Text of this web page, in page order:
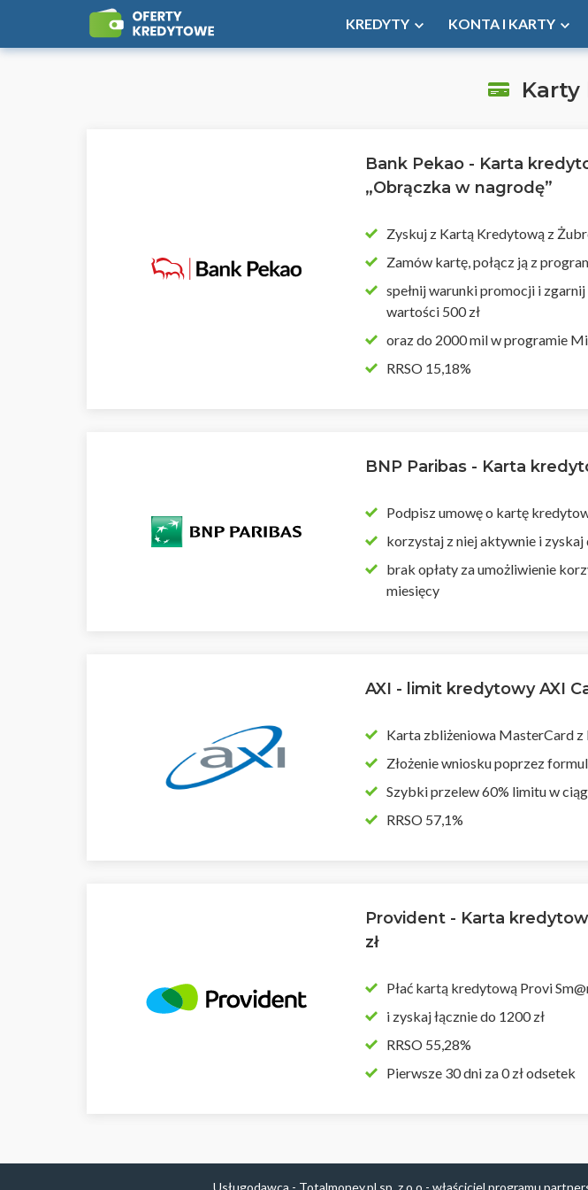
KREDYTY KONTA I KARTY
Bank Pekao - Karta
„Obrączka w nagrodę”
Zyskuj z Kartą Kredytową z
Zamów kartę, połącz ją z
spełnij warunki promocji i
wartości 500 zł
oraz do 2000 mil w programie
RRSO 15,18%
BNP Paribas - Karta
Podpisz umowę o kartę
korzystaj z niej aktywnie i zyskaj
brak opłaty za umożliwienie
miesięcy
AXI - limit kredytowy AXI
Karta zbliżeniowa MasterCard
Złożenie wniosku poprzez
Szybki przelew 60% limitu w
RRSO 57,1%
Provident - Karta
zł
Płać kartą kredytową Provi
i zyskaj łącznie do 1200 zł
RRSO 55,28%
Pierwsze 30 dni za 0 zł odsetek
Usługodawca - Totalmoney.pl sp. z o.o - właściciel programu